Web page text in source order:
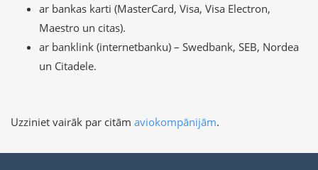
ar bankas karti (MasterCard, Visa, Visa Electron,
Maestro un citas).
ar banklink (internetbanku) – Swedbank, SEB, Nordea
un Citadele.
Uzziniet vairāk par citām aviokompānijām.